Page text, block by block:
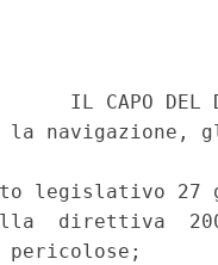
IL CAPO DEL
navigazione,
legislativo 27
direttiva
pericolose;